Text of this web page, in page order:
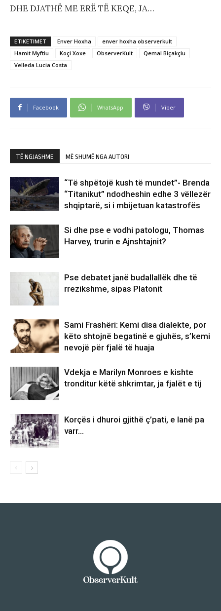
DHE DJATHË ME ERË TË KEQE, JA…
ETIKETIMET Enver Hoxha
enver hoxha observerkult
Hamit Myftiu
Koçi Xoxe ObserverKult
Qemal Biçakçiu
Velleda Lucia Costa
Facebook WhatsApp Viber
TË NGJASHME MË SHUMË NGA AUTORI
“Të shpëtojë kush të mundet”- Brenda
“Titanikut” ndodheshin edhe 3 vëllezër
shqiptarë, si i mbijetuan katastrofës
Si dhe pse e vodhi patologu, Thomas
Harvey, trurin e Ajnshtajnit?
Pse debatet janë budallallëk dhe të
rrezikshme, sipas Platonit
Sami Frashëri: Kemi disa dialekte, por
këto shtojnë begatinë e gjuhës, s’kemi
nevojë për fjalë të huaja
Vdekja e Marilyn Monroes e kishte
tronditur këtë shkrimtar, ja fjalët e tij
Korçës i dhuroi gjithë ç’pati, e lanë pa
varr…